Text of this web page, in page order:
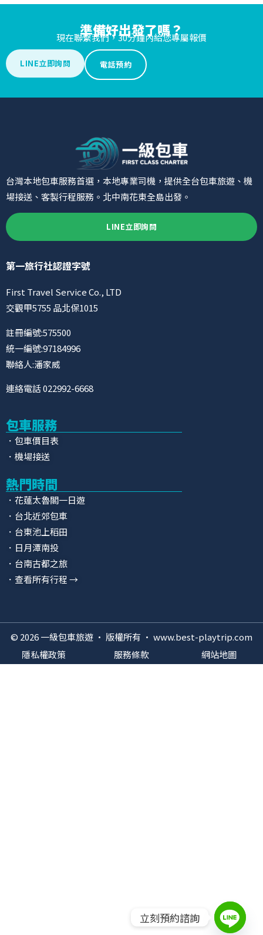
準備好出發了嗎？
現在聯繫我們，30分鐘內給您專屬報價
LINE立即詢問 電話預約
台灣本地包車服務首選，本地專業司機，提供全台包車旅遊、機
場接送、客製行程服務。北中南花東全島出發。
LINE立即詢問
第一旅行社認證字號
First Travel Service Co., LTD
交觀甲5755 品北保1015
註冊編號:575500
統一編號:97184996
聯絡人:潘家威
連絡電話 022992-6668
包車服務
．包車價目表
．機場接送
熱門時間
．花蓮太魯閣一日遊
．台北近郊包車
．台東池上稻田
．日月潭南投
．台南古都之旅
．查看所有行程 →
© 2026 一級包車旅遊 · 版權所有 · www.best-playtrip.com
隱私權政策
服務條款 網站地圖
立刻預約諮詢